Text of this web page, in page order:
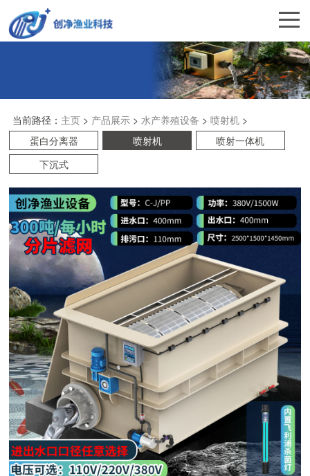
当前路径： 主页> 产品展示> 水产养殖设备 > 喷射机>
蛋白分离器
喷射机
喷射一体机
下沉式